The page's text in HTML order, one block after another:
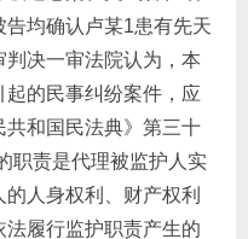
均确认卢某1患有先天
决一审法院认为，本
的民事纠纷案件，应
和国民法典》第三十
职责是代理被监护人实
人身权利、财产权利
法履行监护职责产生的